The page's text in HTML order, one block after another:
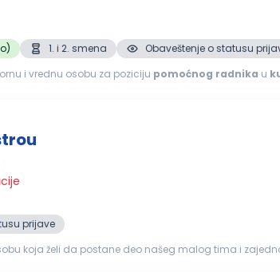
1. i 2. smena
Obaveštenje o statusu
i vrednu osobu za poziciju pomoćnog radnika u
prijave
koja želi da postane deo našeg malog tima i zajedno sa